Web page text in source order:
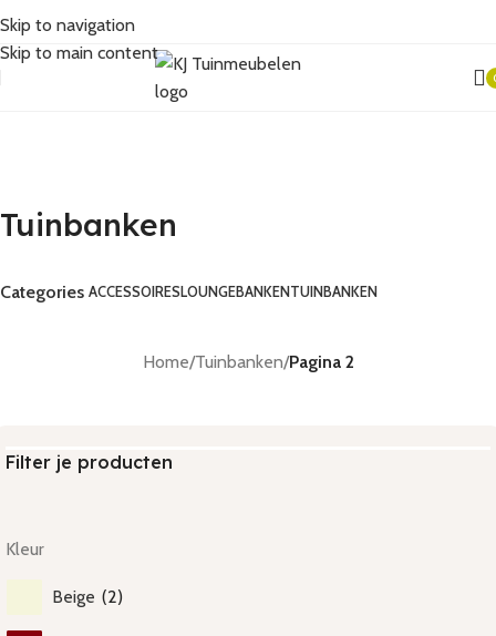
Skip to navigation
Skip to main content
Tuinbanken
Categories ACCESSOIRESLOUNGEBANKENTUINBANKEN
Home/Tuinbanken/Pagina 2
Filter je producten
Kleur
Beige (2)